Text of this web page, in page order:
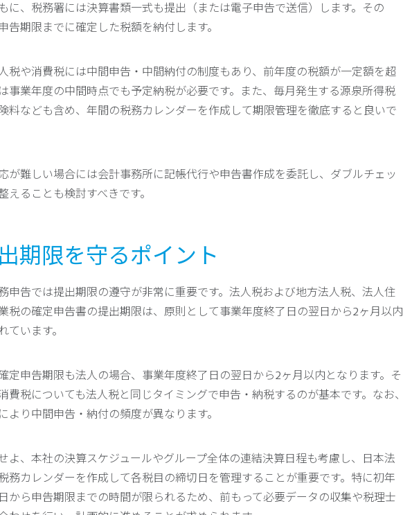
に、税務署には決算書類一式も提出（または電子申告で送信）します。その
告期限までに確定した税額を納付します。
税や消費税には中間申告・中間納付の制度もあり、前年度の税額が一定額を超
事業年度の中間時点でも予定納税が必要です。また、毎月発生する源泉所得税
料なども含め、年間の税務カレンダーを作成して期限管理を徹底すると良いで
が難しい場合には会計事務所に記帳代行や申告書作成を委託し、ダブルチェッ
えることも検討すべきです。
期限を守るポイント
申告では提出期限の遵守が非常に重要です。法人税および地方法人税、法人住
税の確定申告書の提出期限は、原則として事業年度終了日の翌日から2ヶ月以内
ています。
定申告期限も法人の場合、事業年度終了日の翌日から2ヶ月以内となります。そ
費税についても法人税と同じタイミングで申告・納税するのが基本です。なお、
より中間申告・納付の頻度が異なります。
よ、本社の決算スケジュールやグループ全体の連結決算日程も考慮し、日本法
務カレンダーを作成して各税目の締切日を管理することが重要です。特に初年
から申告期限までの時間が限られるため、前もって必要データの収集や税理士